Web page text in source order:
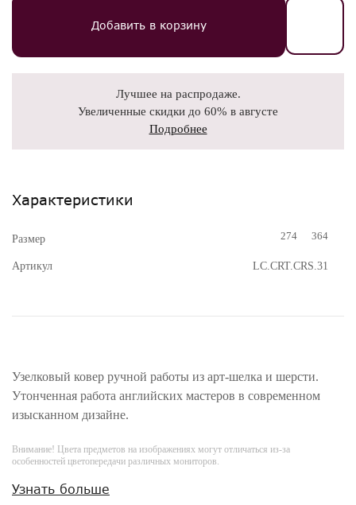
Добавить в корзину
Лучшее на распродаже.
Увеличенные скидки до 60% в августе
Подробнее
Характеристики
Размер 274 364
Артикул LC.CRT.CRS.31
Узелковый ковер ручной работы из арт-шелка и шерсти.
Утонченная работа английских мастеров в современном
изысканном дизайне.
Внимание! Цвета предметов на изображениях могут отличаться из-за
особенностей цветопередачи различных мониторов.
Узнать больше